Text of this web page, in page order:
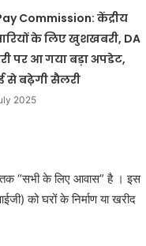
Commission: केंद्रीय
के लिए खुशखबरी, DA
पर आ गया बड़ा अपडेट,
से बढ़ेगी सैलरी
2025
तक “सभी के लिए आवास” है । इस
को घरों के निर्माण या खरीद